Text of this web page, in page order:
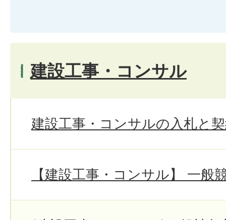
建設工事・コンサル
建設工事・コンサルの入札と
【建設工事・コンサル】 一般